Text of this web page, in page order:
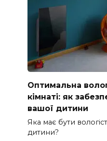
Оптимальна
кімнаті: як
вашої дитини
Яка має бути
дитини?